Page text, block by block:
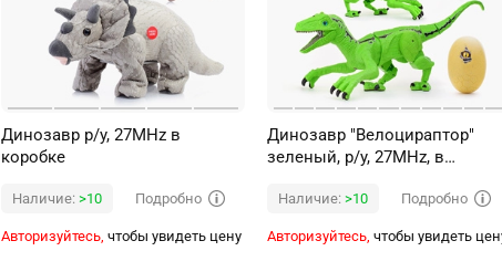
Динозавр р/у, 27MHz в
коробке
Наличие: >10 Подробно
Авторизуйтесь, чтобы увидеть цену
Динозавр "Велоцираптор"
зеленый, р/у, 27MHz, в
Наличие: >10 Подробно
Авторизуйтесь, чтобы увидеть